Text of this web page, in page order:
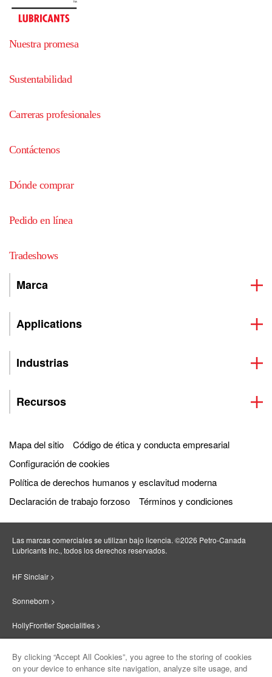
Nuestra promesa
Sustentabilidad
Carreras profesionales
Contáctenos
Dónde comprar
Pedido en línea
Tradeshows
Marca
Applications
Industrias
Recursos
Mapa del sitio
Código de ética y conducta empresarial
Configuración de cookies
Política de derechos humanos y esclavitud moderna
Declaración de trabajo forzoso
Términos y condiciones
Las marcas comerciales se utilizan bajo licencia. ©2026 Petro‐Canada
Lubricants Inc., todos los derechos reservados.
HF Sinclair >
Sonneborn >
HollyFrontier Specialities >
Suniso >
By clicking “Accept All Cookies”, you agree to the storing of cookies
on your device to enhance site navigation, analyze site usage, and